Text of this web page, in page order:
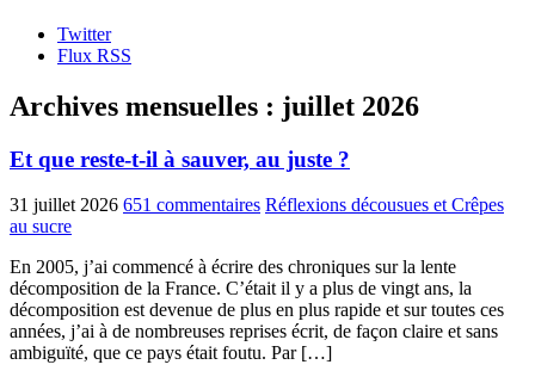
Twitter
Flux RSS
Archives mensuelles : juillet 2026
Et que reste-t-il à sauver, au juste ?
31 juillet 2026 651 commentaires Réflexions décousues et Crêpes
au sucre
En 2005, j’ai commencé à écrire des chroniques sur la lente
décomposition de la France. C’était il y a plus de vingt ans, la
décomposition est devenue de plus en plus rapide et sur toutes ces
années, j’ai à de nombreuses reprises écrit, de façon claire et sans
ambiguïté, que ce pays était foutu. Par […]